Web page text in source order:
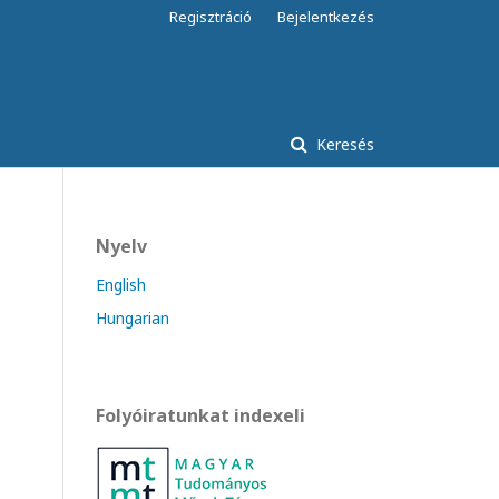
Keresés
Regisztráció Bejelentkezés
Nyelv
English
Hungarian
Folyóiratunkat indexeli